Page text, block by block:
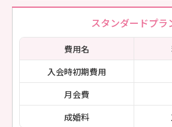
スタンダードプラ
費用名
入会時初期費用
月会費
成婚料